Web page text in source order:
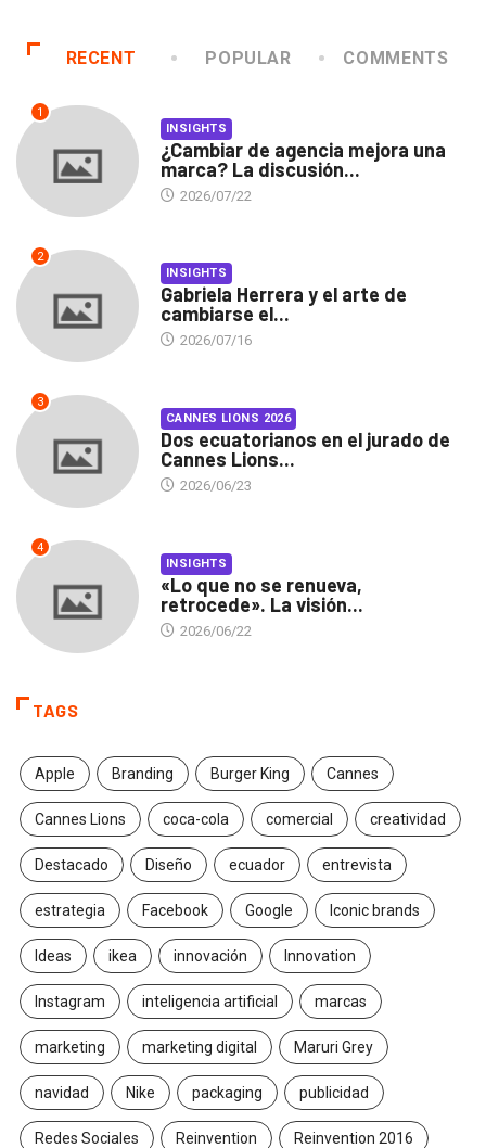
RECENT POPULAR COMMENTS
1
INSIGHTS
¿Cambiar de agencia mejora una
marca? La discusión...
2026/07/22
2
INSIGHTS
Gabriela Herrera y el arte de
cambiarse el...
2026/07/16
3
CANNES LIONS 2026
Dos ecuatorianos en el jurado de
Cannes Lions...
2026/06/23
4
INSIGHTS
«Lo que no se renueva,
retrocede». La visión...
2026/06/22
TAGS
Apple Branding Burger King Cannes
Cannes Lions coca-cola comercial creatividad
Destacado Diseño ecuador entrevista
estrategia Facebook Google Iconic brands
Ideas ikea innovación Innovation
Instagram inteligencia artificial marcas
marketing marketing digital Maruri Grey
navidad Nike packaging publicidad
Redes Sociales Reinvention Reinvention 2016